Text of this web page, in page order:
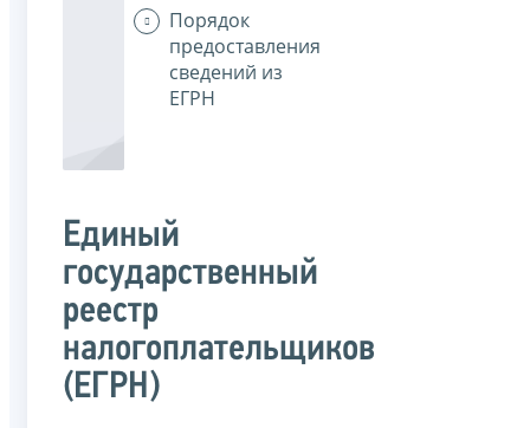
Порядок
предоставления
сведений из
ЕГРН
Единый
государственный
реестр
налогоплательщиков
(ЕГРН)